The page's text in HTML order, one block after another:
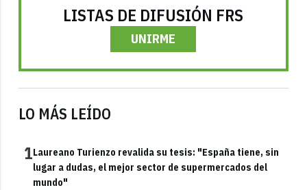
LISTAS DE DIFUSIÓN FRS
UNIRME
LO MÁS LEÍDO
1Laureano Turienzo revalida su tesis: "España tiene, sin
lugar a dudas, el mejor sector de supermercados del
mundo"